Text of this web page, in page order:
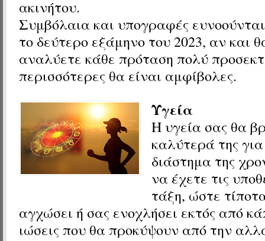
ακινήτου.
Συμβόλαια και υπογραφές
το δεύτερο εξάμηνο του 2023, αν και
αναλύετε κάθε πρόταση πολύ
περισσότερες θα είναι αμφίβολες.
Υγεία
Η υγεία σας θα
καλύτερά της
διάστημα της
να έχετε τις
τάξη, ώστε
αγχώσει ή σας ενοχλήσει εκτός από
ιώσεις που θα προκύψουν από την